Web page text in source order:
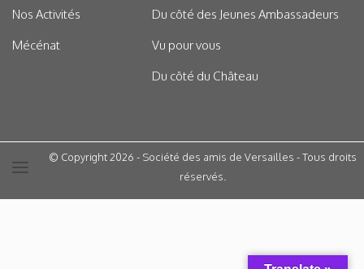
Nos Activités
Mécénat
Du côté des Jeunes Ambassadeurs
Vu pour vous
Du côté du Château
© Copyright 2026 - Société des amis de Versailles - Tous droits
réservés.